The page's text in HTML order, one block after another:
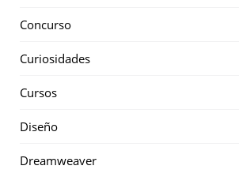
Concurso
Curiosidades
Cursos
Diseño
Dreamweaver